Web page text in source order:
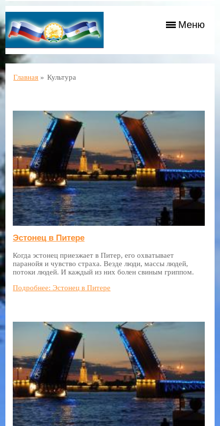
Меню
Главная » Культура
Эстонец в Питере
Когда эстонец приезжает в Питер, его охватывает
паранойя и чувство страха. Везде люди, массы людей,
потоки людей. И каждый из них болен свиным гриппом.
Подробнее: Эстонец в Питере